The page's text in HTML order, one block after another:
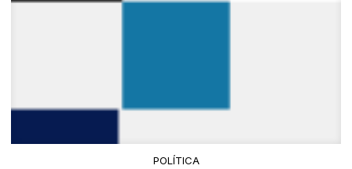
POLÍTICA